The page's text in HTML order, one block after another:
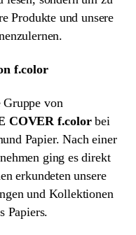
Produkte und unsere
f.color
von
COVER f.colorbei
Papier. Nach einer
ging es direkt
erkundeten unsere
und Kollektionen
Papiers.